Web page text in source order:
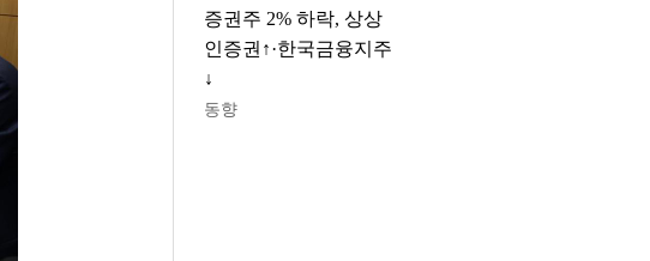
증권주 2% 하락, 상상
인증권↑·한국금융지주
↓
동향